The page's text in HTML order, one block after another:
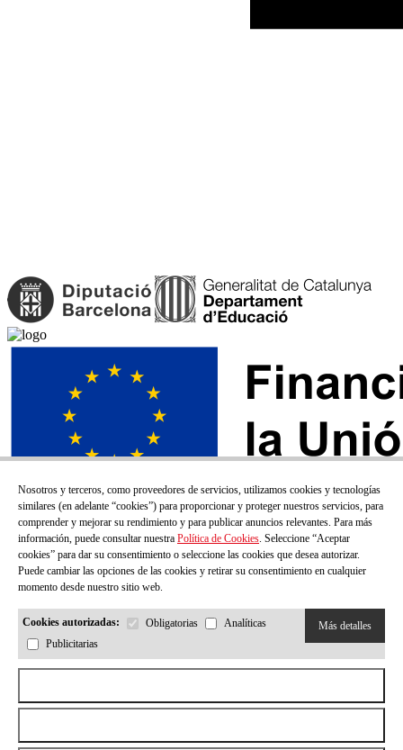
¡SUSCRÍBETE A NUESTRO BOLETÍN!
Correo electrónico
Nosotros y terceros, como proveedores de servicios, utilizamos cookies y tecnologías
similares (en adelante “cookies”) para proporcionar y proteger nuestros servicios, para
comprender y mejorar su rendimiento y para publicar anuncios relevantes. Para más
información, puede consultar nuestra Política de Cookies. Seleccione “Aceptar
cookies” para dar su consentimiento o seleccione las cookies que desea autorizar.
Puede cambiar las opciones de las cookies y retirar su consentimiento en cualquier
momento desde nuestro sitio web.
Cookies autorizadas: Obligatorias
Analíticas
Publicitarias
Más detalles